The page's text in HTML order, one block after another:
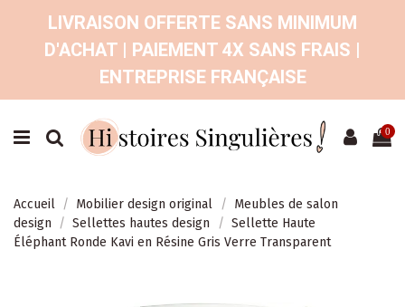
LIVRAISON OFFERTE SANS MINIMUM
D'ACHAT | PAIEMENT 4X SANS FRAIS |
ENTREPRISE FRANÇAISE
0
Accueil Mobilier design original
Meubles de salon
design
Sellettes hautes design
Sellette Haute
Éléphant Ronde Kavi en Résine Gris Verre Transparent